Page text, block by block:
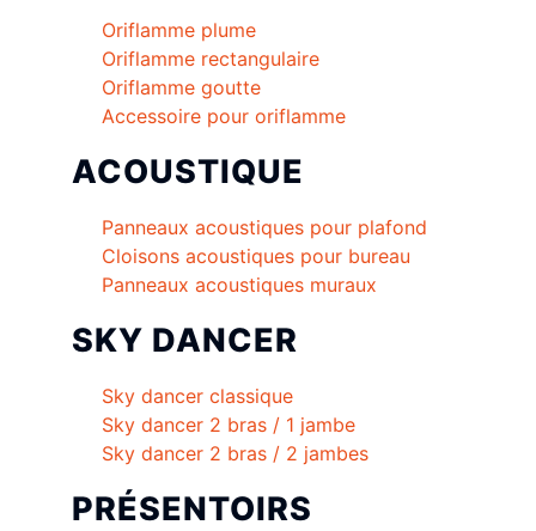
Oriflamme plume
Oriflamme rectangulaire
Oriflamme goutte
Accessoire pour oriflamme
ACOUSTIQUE
Panneaux acoustiques pour plafond
Cloisons acoustiques pour bureau
Panneaux acoustiques muraux
SKY DANCER
Sky dancer classique
Sky dancer 2 bras / 1 jambe
Sky dancer 2 bras / 2 jambes
PRÉSENTOIRS